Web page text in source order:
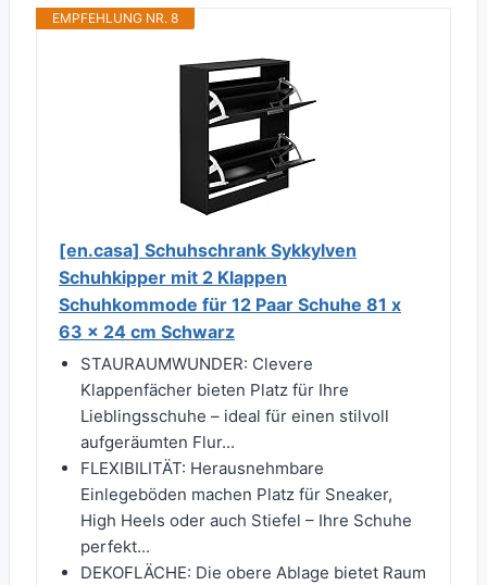
EMPFEHLUNG NR. 8
[en.casa] Schuhschrank Sykkylven
Schuhkipper mit 2 Klappen
Schuhkommode für 12 Paar Schuhe 81 x
63 x 24 cm Schwarz
STAURAUMWUNDER: Clevere
Klappenfächer bieten Platz für Ihre
Lieblingsschuhe – ideal für einen stilvoll
aufgeräumten Flur...
FLEXIBILITÄT: Herausnehmbare
Einlegeböden machen Platz für Sneaker,
High Heels oder auch Stiefel – Ihre Schuhe
perfekt...
DEKOFLÄCHE: Die obere Ablage bietet Raum